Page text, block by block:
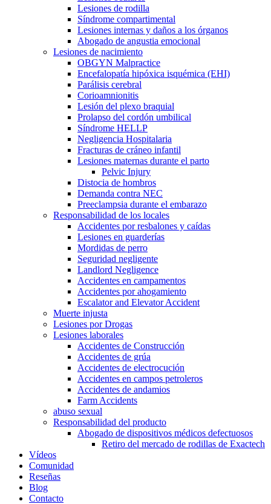
Lesiones de rodilla
Síndrome compartimental
Lesiones internas y daños a los órganos
Abogado de angustia emocional
Lesiones de nacimiento
OBGYN Malpractice
Encefalopatía hipóxica isquémica (EHI)
Parálisis cerebral
Corioamnionitis
Lesión del plexo braquial
Prolapso del cordón umbilical
Síndrome HELLP
Negligencia Hospitalaria
Fracturas de cráneo infantil
Lesiones maternas durante el parto
Pelvic Injury
Distocia de hombros
Demanda contra NEC
Preeclampsia durante el embarazo
Responsabilidad de los locales
Accidentes por resbalones y caídas
Lesiones en guarderías
Mordidas de perro
Seguridad negligente
Landlord Negligence
Accidentes en campamentos
Accidentes por ahogamiento
Escalator and Elevator Accident
Muerte injusta
Lesiones por Drogas
Lesiones laborales
Accidentes de Construcción
Accidentes de grúa
Accidentes de electrocución
Accidentes en campos petroleros
Accidentes de andamios
Farm Accidents
abuso sexual
Responsabilidad del producto
Abogado de dispositivos médicos defectuosos
Retiro del mercado de rodillas de Exactech
Vídeos
Comunidad
Reseñas
Blog
Contacto